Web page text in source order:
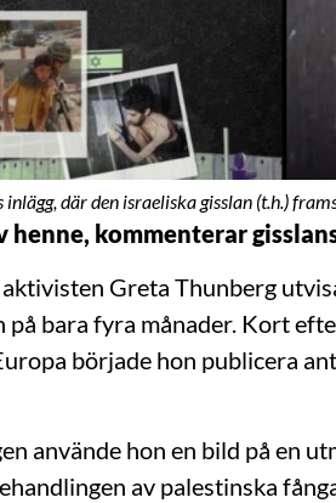
där den israeliska gisslan (t.h.)
henne, kommenterar
Greta Thunberg
på bara fyra månader. Kort
började hon publicera
använde hon en bild på en
av palestinska